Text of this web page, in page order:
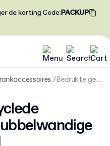
de korting Code:PACKUP
Bedrukte gerecyclede roestvrijstalen dubbelwandige tumbler 1200ml